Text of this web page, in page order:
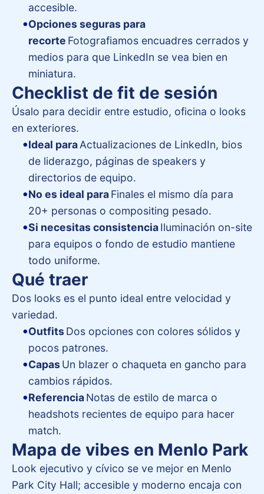
accesible.
Opciones seguras para
recorte Fotografiamos encuadres cerrados y
medios para que LinkedIn se vea bien en
miniatura.
Checklist de fit de sesión
Úsalo para decidir entre estudio, oficina o looks
en exteriores.
Ideal para Actualizaciones de LinkedIn, bios
de liderazgo, páginas de speakers y
directorios de equipo.
No es ideal para Finales el mismo día para
20+ personas o compositing pesado.
Si necesitas consistencia Iluminación on-site
para equipos o fondo de estudio mantiene
todo uniforme.
Qué traer
Dos looks es el punto ideal entre velocidad y
variedad.
Outfits Dos opciones con colores sólidos y
pocos patrones.
Capas Un blazer o chaqueta en gancho para
cambios rápidos.
Referencia Notas de estilo de marca o
headshots recientes de equipo para hacer
match.
Mapa de vibes en Menlo Park
Look ejecutivo y cívico se ve mejor en Menlo
Park City Hall; accesible y moderno encaja con